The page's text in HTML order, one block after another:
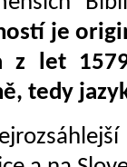
je
z let
tedy